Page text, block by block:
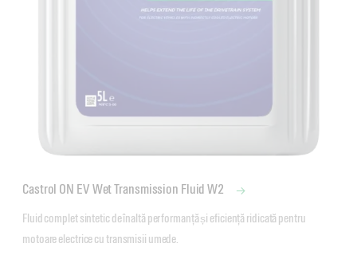
Castrol ON EV Wet Transmission Fluid W2
Fluid complet sintetic de înaltă performanță și eficiență ridicată pentru
motoare electrice cu transmisii umede.